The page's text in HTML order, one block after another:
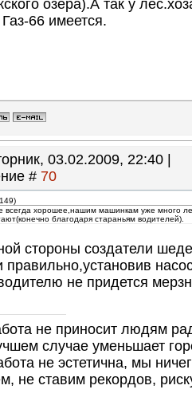
озера).А так у
66 имеется.
03.02.2009, 22:40 |
# 70
)
всегда хорошее,нашим машинкам уже много
благодаря стараньям водителей).
стороны создатели
правильно,установив
не придется
не приносит людям
случае уменьшает
не эстетична, мы
не ставим рекордов,